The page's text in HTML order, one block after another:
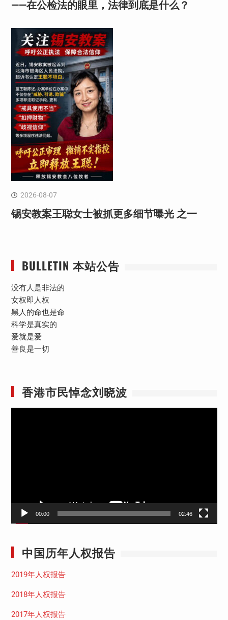
——在公检法的眼里，法律到底是什么？
2026-08-07
锡安教案王聪女士被抓更多细节曝光 之一
BULLETIN 本站公告
没有人是非法的
女权即人权
黑人的命也是命
科学是真实的
爱就是爱
善良是一切
香港市民悼念刘晓波
00:00 02:46
中国历年人权报告
2019年人权报告
2018年人权报告
2017年人权报告